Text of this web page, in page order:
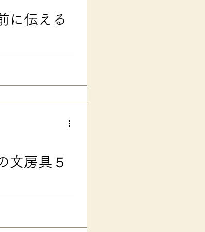
支援ツールとして、
読用スリット」 な
に伝える
響が及ばないだろう
文房具５
力不要、買うだけで